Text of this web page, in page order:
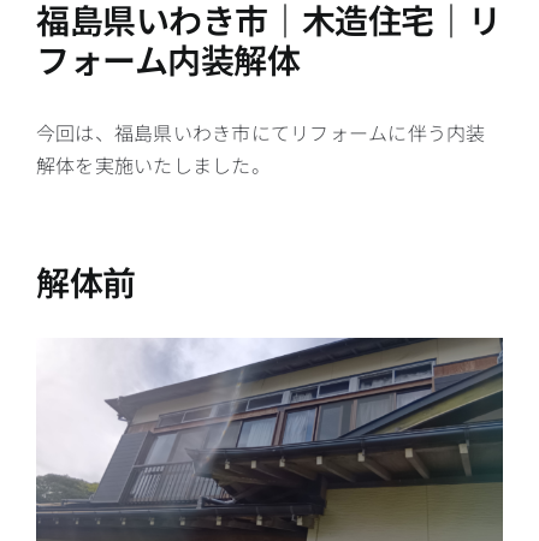
福島県いわき市｜木造住宅｜リ
フォーム内装解体
今回は、福島県いわき市にてリフォームに伴う内装
解体を実施いたしました。
解体前